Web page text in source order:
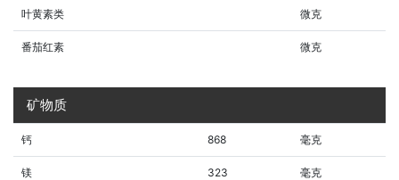
叶黄素类 微克
番茄红素 微克
矿物质
钙 868 毫克
镁 323 毫克